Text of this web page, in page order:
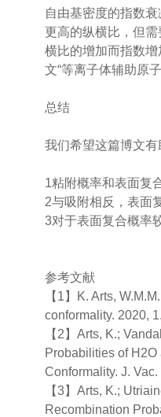
自由基密度的指数
更高的纵横比，但
横比的增加而指数
文“等离子体辅助原
总结
我们希望这篇博文
1粘附概率和表面复
2与吸附相反，表面
3对于表面复合概率
参考文献
【1】K. Arts,
conformality. 2020,
【2】Arts, K.;
Probabilities of
Conformality. J.
【3】Arts, K.;
Recombination